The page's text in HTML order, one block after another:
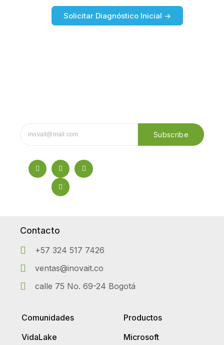
Solicitar Diagnóstico Inicial ->
Subscribe
Contacto
+57 324 517 7426
ventas@inovait.co
calle 75 No. 69-24 Bogotá
Comunidades
VidaLake
Productos
Microsoft